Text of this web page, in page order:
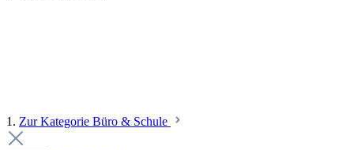
1. Zur Kategorie Büro & Schule